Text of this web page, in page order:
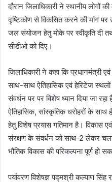
दौरान जिलाधिकारी ने स्थानीय लोगों
दृष्टिकोण से विकसित करने की मांग पर
जल संयोजन हेतु मोके पर स्वीकृति दी
सीडीओ को दिए।
जिलाधिकारी ने कहा कि प्रधानमंत्री
साथ-साथ ऐतिहासिक एवं हेरिटेज
संवर्धन पर पर विशेष ध्यान दिया जा
ऐतिहासिक, सांस्कृतिक धरोहरों के साथ
हेतु विशेष प्रयास गतिमान है। विकास
संरक्षण के संवर्धन को साथ-2 लेकर
भौतिक विकास की परिकल्पना पूर्ण हो
पर्यावरण विशेषज्ञ पद्मश्री कल्याण